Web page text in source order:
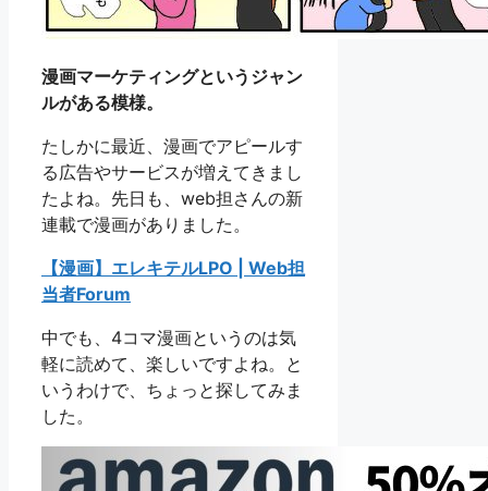
漫画マーケティングというジャン
ルがある模様。
たしかに最近、漫画でアピールす
る広告やサービスが増えてきまし
たよね。先日も、web担さんの新
連載で漫画がありました。
【漫画】エレキテルLPO | Web担
当者Forum
中でも、4コマ漫画というのは気
軽に読めて、楽しいですよね。と
いうわけで、ちょっと探してみま
した。